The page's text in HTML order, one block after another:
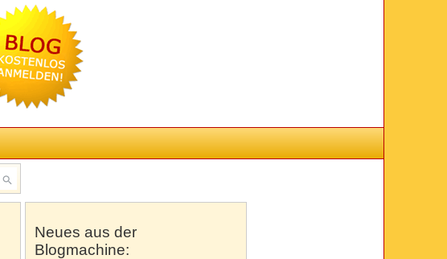
Neues aus der
Blogmachine: